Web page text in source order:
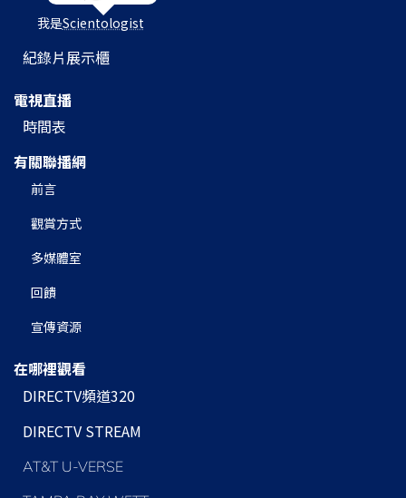
我是Scientologist
紀錄片展示櫃
電視直播
時間表
有關聯播網
前言
觀賞方式
多媒體室
回饋
宣傳資源
在哪裡觀看
DIRECTV頻道320
DIRECTV STREAM
AT&T U-VERSE